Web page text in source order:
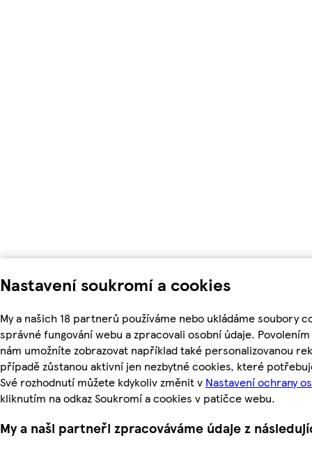
Nastavení soukromí a cookies
My a našich 18 partnerů používáme nebo ukládáme soubory
správné fungování webu a zpracovali osobní údaje.
nám umožníte zobrazovat například také personalizovanou
případě zůstanou aktivní jen nezbytné cookies, které
Své rozhodnutí můžete kdykoliv změnit v Nastavení ochrany
kliknutím na odkaz Soukromí a cookies v patičce webu.
My a naši partneři zpracováváme údaje z